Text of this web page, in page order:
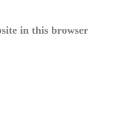
in this browser